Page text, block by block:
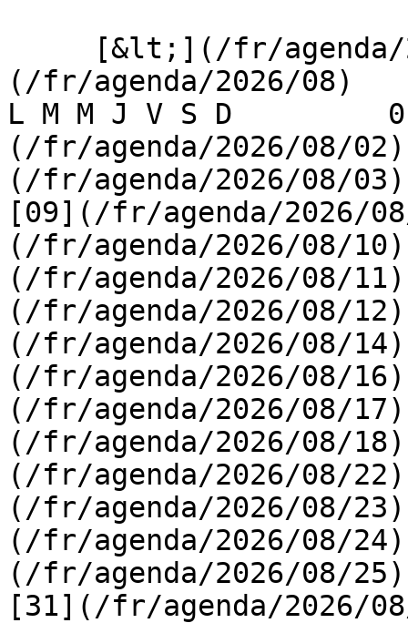
(/fr/agenda/2026/08)
L M M J V S D
(/fr/agenda/2026/08/
(/fr/agenda/2026/08/
[09](/fr/agenda/2026/
(/fr/agenda/2026/08/
(/fr/agenda/2026/08/
(/fr/agenda/2026/08/
(/fr/agenda/2026/08/
(/fr/agenda/2026/08/
(/fr/agenda/2026/08/
(/fr/agenda/2026/08/
(/fr/agenda/2026/08/
(/fr/agenda/2026/08/
(/fr/agenda/2026/08/
(/fr/agenda/2026/08/
[31](/fr/agenda/